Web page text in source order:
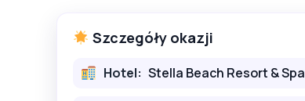
Szczegóły okazji
Hotel: Stella Beach Resort & Spa